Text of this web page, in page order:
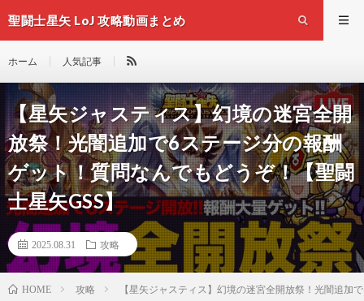
聖闘士星矢 LoJ 攻略動画まとめ
ホーム 人気記事
【星矢ジャスティス】幻境の迷宮全開
放祭！光闇追加で6ステージ分の報酬
ゲット！質問なんでもどうぞ！【聖闘
士星矢GSS】
2025.08.31 攻略
HOME 攻略 【星矢ジャスティス】幻境の迷宮全開放祭！光闇追加